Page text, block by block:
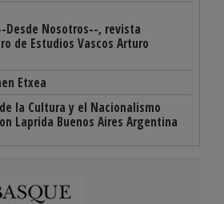
Desde Nosotros--, revista
de Estudios Vascos Arturo
Etxea
la Cultura y el Nacionalismo
Laprida Buenos Aires Argentina